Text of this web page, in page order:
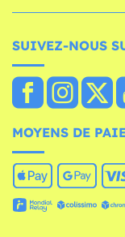
SUIVEZ-NOUS
MOYENS DE